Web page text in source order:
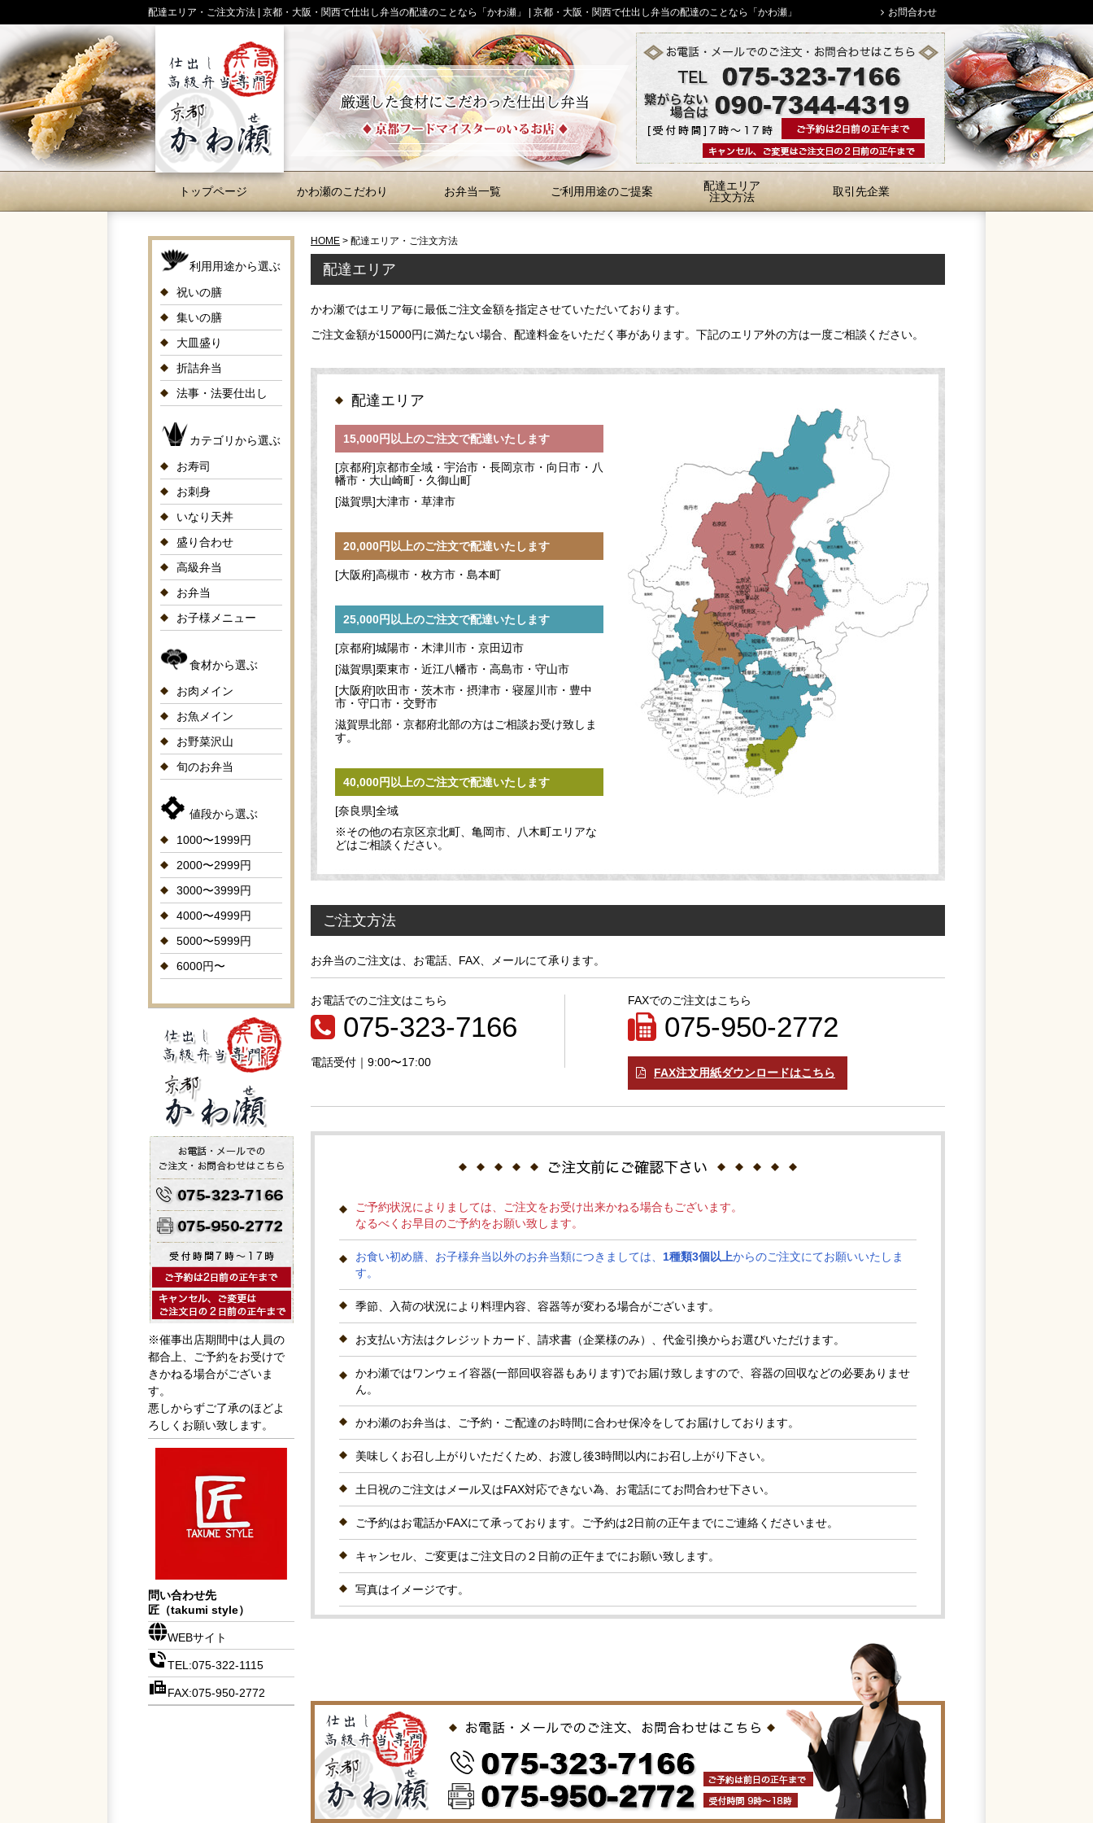
配達エリア・ご注文方法 | 京都・大阪・関西で仕出し弁当の配達のことなら「かわ瀬」 | 京都・大阪・関西で仕出し弁当の配達のことなら「かわ瀬」 お問合わせ
トップページ かわ瀬のこだわり お弁当一覧 ご利用用途のご提案
配達エリア
注文方法
取引先企業
利用用途から選ぶ
祝いの膳
集いの膳
大皿盛り
折詰弁当
法事・法要仕出し
カテゴリから選ぶ
お寿司
お刺身
いなり天丼
盛り合わせ
高級弁当
お弁当
お子様メニュー
食材から選ぶ
お肉メイン
お魚メイン
お野菜沢山
旬のお弁当
値段から選ぶ
1000〜1999円
2000〜2999円
3000〜3999円
4000〜4999円
5000〜5999円
6000円〜
※催事出店期間中は人員の
都合上、ご予約をお受けで
きかねる場合がございま
す。
悪しからずご了承のほどよ
ろしくお願い致します。
問い合わせ先
匠（takumi style）
WEBサイト
TEL:075-322-1115
FAX:075-950-2772
HOME > 配達エリア・ご注文方法
配達エリア
かわ瀬ではエリア毎に最低ご注文金額を指定させていただいております。
ご注文金額が15000円に満たない場合、配達料金をいただく事があります。下記のエリア外の方は一度ご相談ください。
配達エリア
15,000円以上のご注文で配達いたします
[京都府]京都市全域・宇治市・長岡京市・向日市・八
幡市・大山崎町・久御山町
[滋賀県]大津市・草津市
20,000円以上のご注文で配達いたします
[大阪府]高槻市・枚方市・島本町
25,000円以上のご注文で配達いたします
[京都府]城陽市・木津川市・京田辺市
[滋賀県]栗東市・近江八幡市・高島市・守山市
[大阪府]吹田市・茨木市・摂津市・寝屋川市・豊中
市・守口市・交野市
滋賀県北部・京都府北部の方はご相談お受け致しま
す。
40,000円以上のご注文で配達いたします
[奈良県]全域
※その他の右京区京北町、亀岡市、八木町エリアな
どはご相談ください。
ご注文方法
お弁当のご注文は、お電話、FAX、メールにて承ります。
お電話でのご注文はこちら
075-323-7166
電話受付｜9:00〜17:00
FAXでのご注文はこちら
075-950-2772
FAX注文用紙ダウンロードはこちら
ご予約状況によりましては、ご注文をお受け出来かねる場合もございます。
なるべくお早目のご予約をお願い致します。
お食い初め膳、お子様弁当以外のお弁当類につきましては、 1種類3個以上からのご注文にてお願いいたしま
す。
季節、入荷の状況により料理内容、容器等が変わる場合がございます。
お支払い方法はクレジットカード、請求書（企業様のみ）、代金引換からお選びいただけます。
かわ瀬ではワンウェイ容器(一部回収容器もあります)でお届け致しますので、容器の回収などの必要ありませ
ん。
かわ瀬のお弁当は、ご予約・ご配達のお時間に合わせ保冷をしてお届けしております。
美味しくお召し上がりいただくため、お渡し後3時間以内にお召し上がり下さい。
土日祝のご注文はメール又はFAX対応できない為、お電話にてお問合わせ下さい。
ご予約はお電話かFAXにて承っております。ご予約は2日前の正午までにご連絡くださいませ。
キャンセル、ご変更はご注文日の２日前の正午までにお願い致します。
写真はイメージです。